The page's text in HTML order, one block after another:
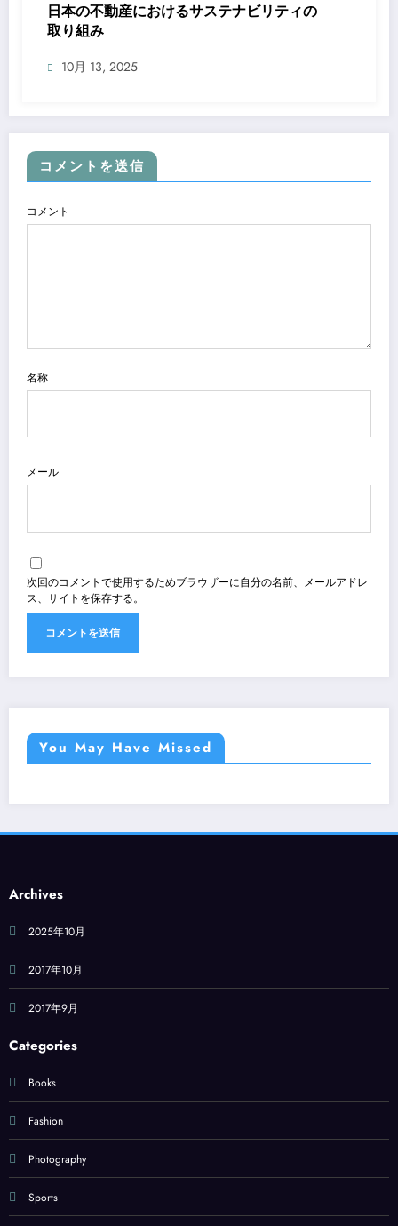
日本の不動産におけるサステナビリティの
取り組み
10月 13, 2025
コメントを送信
コメント
名称
メール
次回のコメントで使用するためブラウザーに自分の名前、メールアドレ
ス、サイトを保存する。
You May Have Missed
Archives
2025年10月
2017年10月
2017年9月
Categories
Books
Fashion
Photography
Sports